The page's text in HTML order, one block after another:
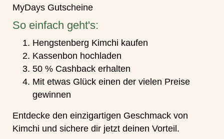
MyDays Gutscheine
So einfach geht's:
Hengstenberg Kimchi kaufen
Kassenbon hochladen
50 % Cashback erhalten
Mit etwas Glück einen der vielen Preise
gewinnen
Entdecke den einzigartigen Geschmack von
Kimchi und sichere dir jetzt deinen Vorteil.